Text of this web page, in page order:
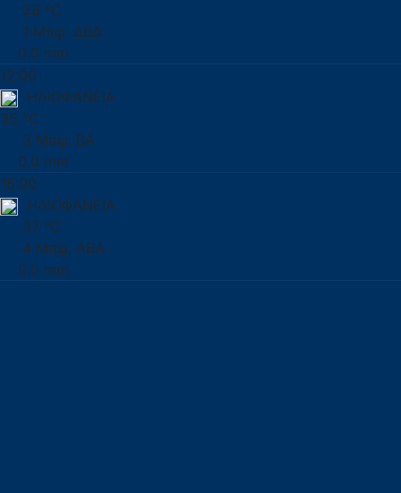
28 °C
1 Μπφ. ΔΒΔ
0.0 mm
12:00
ΗΛΙΟΦΑΝΕΙΑ
35 °C
3 Μπφ. ΒΑ
0.0 mm
15:00
ΗΛΙΟΦΑΝΕΙΑ
37 °C
4 Μπφ. ΑΒΑ
0.0 mm